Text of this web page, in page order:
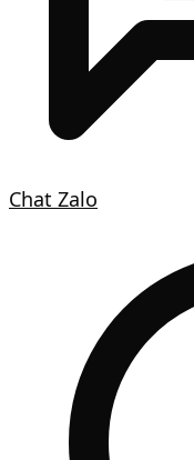
Chat Zalo